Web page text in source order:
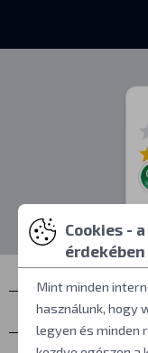
Névjegyek
Cookies -
érdekében
Mint minden
használunk, hogy
legyen és minden